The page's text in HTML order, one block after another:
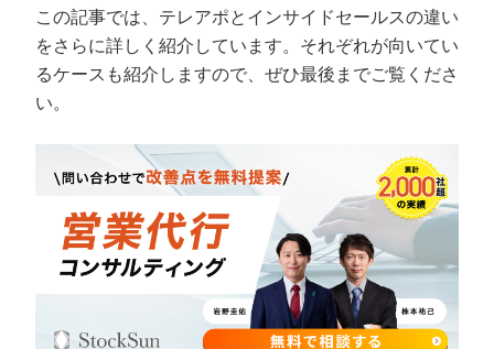
定額LINE運用代行『LINEマキトルくん』
採用YouTubeチャンネル構築『トリトル』
広告運用
YouTubeディレクター
会社概要・役員紹介
ミッション・ビジョン・バリュー
代表メッセージ（岩野圭佑）
取締役メッセージ（株本祐己）
認定パートナー
動画ディレクター
この記事では、テレアポとインサイドセールスの違い
をさらに詳しく紹介しています。それぞれが向いてい
るケースも紹介しますので、ぜひ最後までご覧くださ
い。